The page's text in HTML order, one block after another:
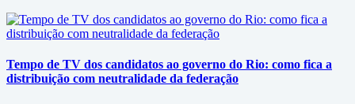
Tempo de TV dos candidatos ao governo do Rio: como fica a
distribuição com neutralidade da federação